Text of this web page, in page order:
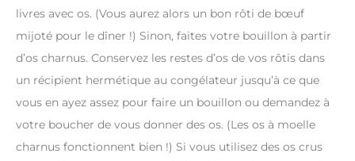
livres avec os. (Vous aurez alors un bon rôti de bœuf
mijoté pour le dîner !) Sinon, faites votre bouillon à partir
d’os charnus. Conservez les restes d’os de vos rôtis dans
un récipient hermétique au congélateur jusqu’à ce que
vous en ayez assez pour faire un bouillon ou demandez à
votre boucher de vous donner des os. (Les os à moelle
charnus fonctionnent bien !) Si vous utilisez des os crus